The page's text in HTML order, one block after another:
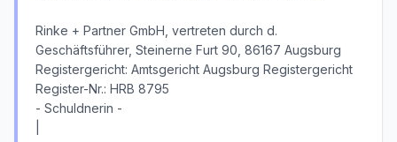
Rinke + Partner GmbH, vertreten durch d.
Geschäftsführer, Steinerne Furt 90, 86167 Augsburg
Registergericht: Amtsgericht Augsburg Registergericht
Register-Nr.: HRB 8795
- Schuldnerin -